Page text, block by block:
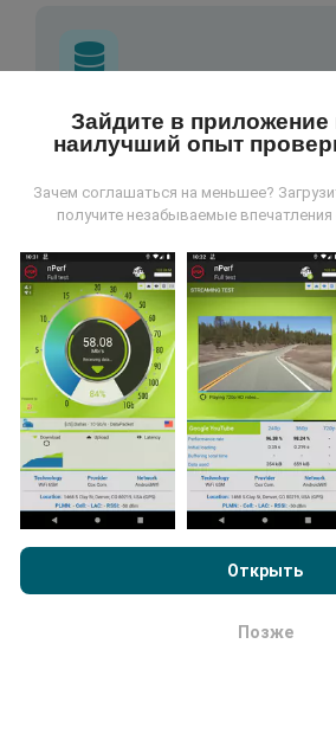
Откуда берутся данные ?
пользователями программы
непосредственно в полевых
тоже хотите присоединиться,
сделать, это загрузить
смартфон.Чем больше данных
исчерпывающими будут карты!
Карты покрытия сети
. Данные
Зайдите в приложение
наилучший опыт
Зачем соглашаться на меньшее?
получите незабываемые впечатления
Открыть
Позже
Просматривая nPerf.com, вы
, а также на наш тест nPerf
конечного
ОК